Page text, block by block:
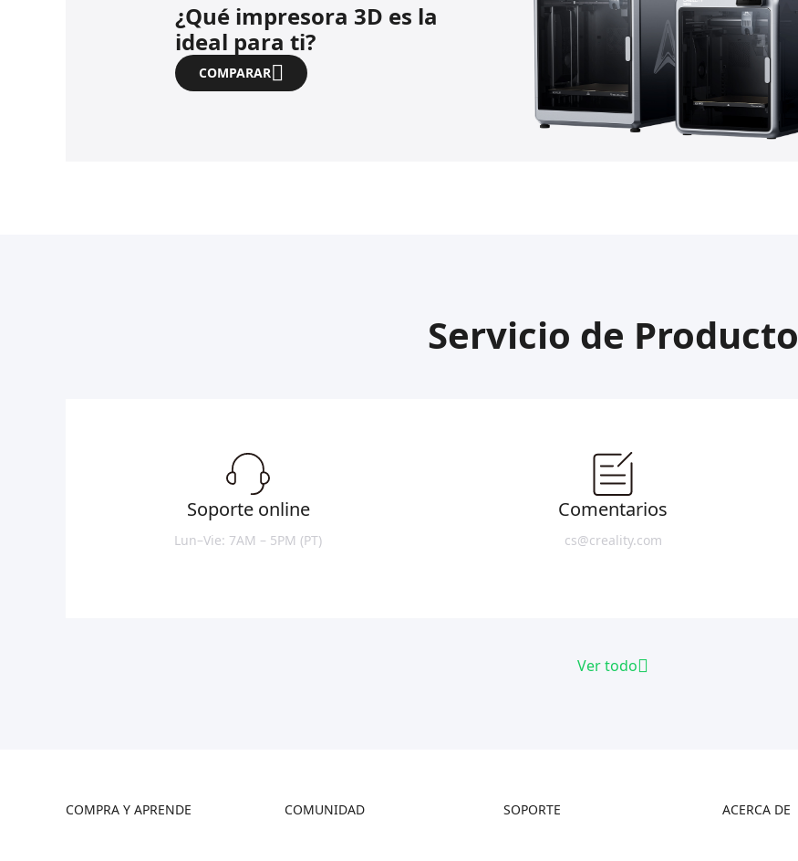
¿Qué impresora 3D es la
ideal para ti?
COMPARAR
Servicio de Producto
Soporte online
Lun–Vie: 7AM – 5PM (PT)
Comentarios
cs@creality.com
Ver todo
COMPRA Y APRENDE COMUNIDAD SOPORTE ACERCA DE